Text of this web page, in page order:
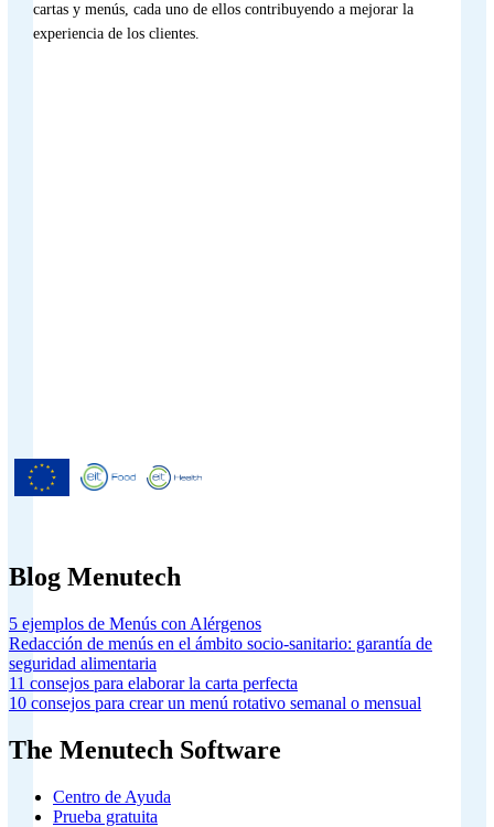
cartas y menús, cada uno de ellos contribuyendo a mejorar la
experiencia de los clientes.
Blog Menutech
5 ejemplos de Menús con Alérgenos
Redacción de menús en el ámbito socio-sanitario: garantía de
seguridad alimentaria
11 consejos para elaborar la carta perfecta
10 consejos para crear un menú rotativo semanal o mensual
The Menutech Software
Centro de Ayuda
Prueba gratuita